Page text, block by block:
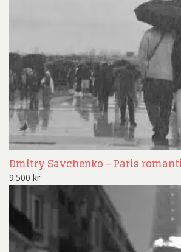
Dmitry Savchenko – Paris
9.500 kr